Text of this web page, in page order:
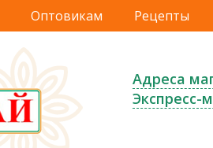
Оптовикам Рецепты
Адреса
Экспресс-